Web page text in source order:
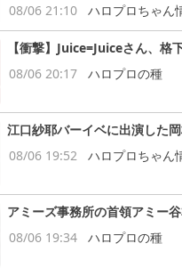
08/06 21:10
ハロプロちゃん
【衝撃】Juice=Juiceさん、
08/06 20:17
ハロプロの種
江口紗耶バーイベに出演した
08/06 19:52
ハロプロちゃん
アミーズ事務所の首領アミー
08/06 19:34
ハロプロの種